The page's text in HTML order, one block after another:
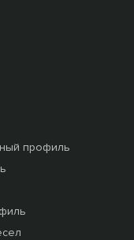
профиль